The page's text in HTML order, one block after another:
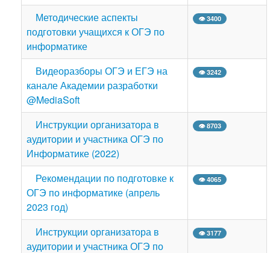
Методические аспекты
подготовки учащихся к ОГЭ по
информатике
👁 3400
Видеоразборы ОГЭ и ЕГЭ на
канале Академии разработки
@MediaSoft
👁 3242
Инструкции организатора в
аудитории и участника ОГЭ по
Информатике (2022)
👁 8703
Рекомендации по подготовке к
ОГЭ по информатике (апрель
2023 год)
👁 4065
Инструкции организатора в
аудитории и участника ОГЭ по
👁 3177